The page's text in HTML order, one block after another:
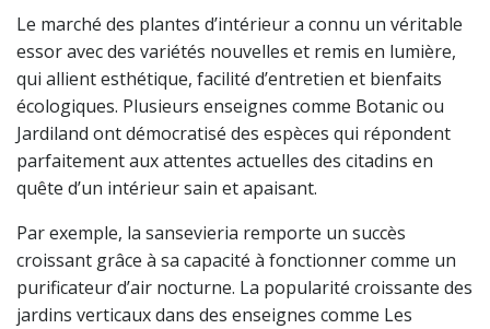
Le marché des plantes d’intérieur a connu un véritable
essor avec des variétés nouvelles et remis en lumière,
qui allient esthétique, facilité d’entretien et bienfaits
écologiques. Plusieurs enseignes comme Botanic ou
Jardiland ont démocratisé des espèces qui répondent
parfaitement aux attentes actuelles des citadins en
quête d’un intérieur sain et apaisant.
Par exemple, la sansevieria remporte un succès
croissant grâce à sa capacité à fonctionner comme un
purificateur d’air nocturne. La popularité croissante des
jardins verticaux dans des enseignes comme Les